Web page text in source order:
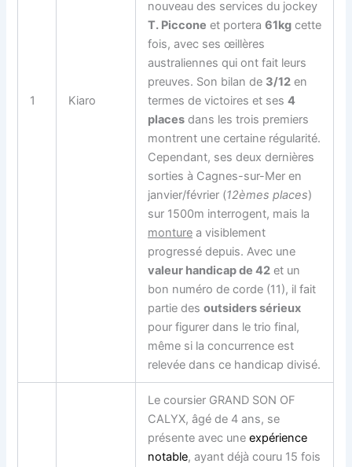
1 Kiaro
nouveau des services du jockey
T. Piccone et portera61kg cette
fois, avec ses œillères
australiennes qui ont fait leurs
preuves. Son bilan de 3/12 en
termes de victoires et ses4
places dans les trois premiers
montrent une certaine régularité.
Cependant, ses deux dernières
sorties à Cagnes-sur-Mer en
janvier/février (12èmes places)
sur 1500m interrogent, mais la
monture a visiblement
progressé depuis. Avec une
valeur handicap de 42 et un
bon numéro de corde (11), il fait
partie desoutsiders sérieux
pour figurer dans le trio final,
même si la concurrence est
relevée dans ce handicap divisé.
Lecoursier GRAND SON OF
CALYX, âgé de 4 ans, se
présente avec uneexpérience
notable, ayant déjà couru 15 fois